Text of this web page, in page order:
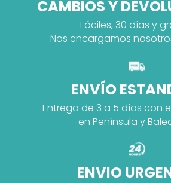
CAMBIOS Y
Fáciles, 30 días y
Nos encargamos
ENVÍO
Entrega de 3 a 5 días con
en Península y
ENVIO